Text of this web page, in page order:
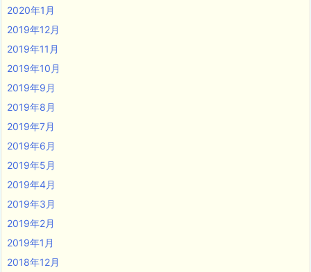
2020年1月
2019年12月
2019年11月
2019年10月
2019年9月
2019年8月
2019年7月
2019年6月
2019年5月
2019年4月
2019年3月
2019年2月
2019年1月
2018年12月